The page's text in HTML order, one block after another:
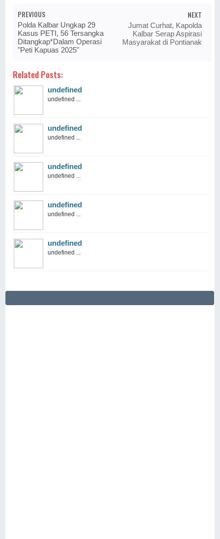
PREVIOUS
Polda Kalbar Ungkap 29
Kasus PETI, 56 Tersangka
Ditangkap*Dalam Operasi
"Peti Kapuas 2025"
NEXT
Jumat Curhat, Kapolda
Kalbar Serap Aspirasi
Masyarakat di Pontianak
Related Posts:
undefined
undefined ...
undefined
undefined ...
undefined
undefined ...
undefined
undefined ...
undefined
undefined ...